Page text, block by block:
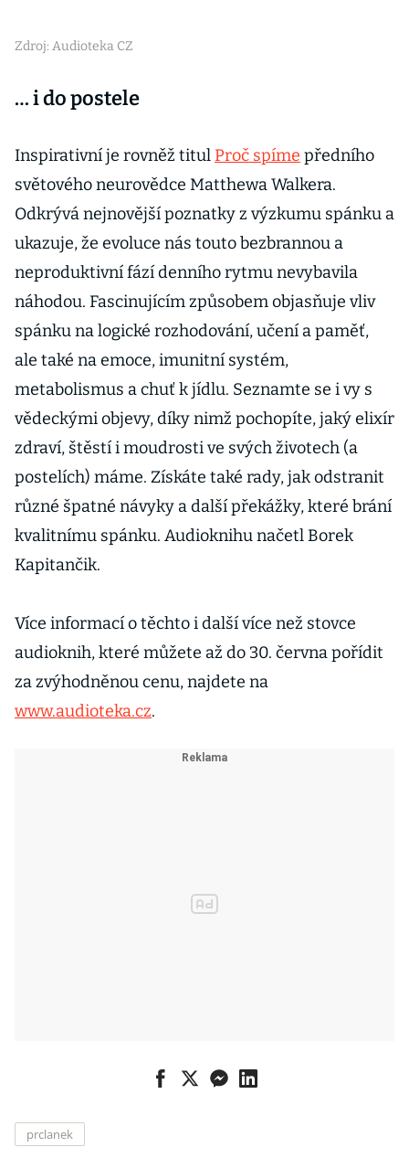
Zdroj: Audioteka CZ
… i do postele
Inspirativní je rovněž titul Proč spíme předního
světového neurovědce Matthewa Walkera.
Odkrývá nejnovější poznatky z výzkumu spánku a
ukazuje, že evoluce nás touto bezbrannou a
neproduktivní fází denního rytmu nevybavila
náhodou. Fascinujícím způsobem objasňuje vliv
spánku na logické rozhodování, učení a paměť,
ale také na emoce, imunitní systém,
metabolismus a chuť k jídlu. Seznamte se i vy s
vědeckými objevy, díky nimž pochopíte, jaký elixír
zdraví, štěstí i moudrosti ve svých životech (a
postelích) máme. Získáte také rady, jak odstranit
různé špatné návyky a další překážky, které brání
kvalitnímu spánku. Audioknihu načetl Borek
Kapitančik.
Více informací o těchto i další více než stovce
audioknih, které můžete až do 30. června pořídit
za zvýhodněnou cenu, najdete na
www.audioteka.cz.
prclanek